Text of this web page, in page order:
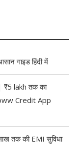
गाइड हिंदी में
lakh तक का
Credit App
तक की EMI सुविधा